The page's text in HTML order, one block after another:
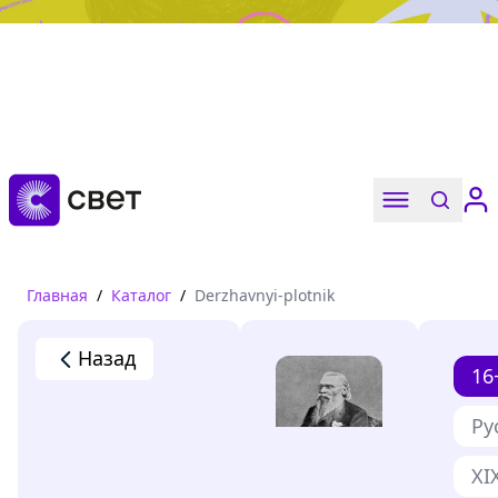
Дружба, любовь, взросление
Читать
Главная / Каталог / Derzhavnyi-plotnik
Назад